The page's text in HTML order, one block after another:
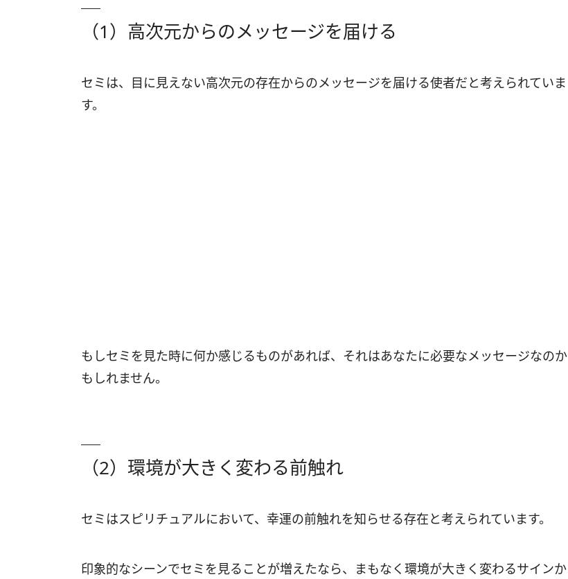
（1）高次元からのメッセージを届ける
セミは、目に見えない高次元の存在からのメッセージを届ける使者だと考えられていま
す。
もしセミを見た時に何か感じるものがあれば、それはあなたに必要なメッセージなのか
もしれません。
（2）環境が大きく変わる前触れ
セミはスピリチュアルにおいて、幸運の前触れを知らせる存在と考えられています。
印象的なシーンでセミを見ることが増えたなら、まもなく環境が大きく変わるサインか